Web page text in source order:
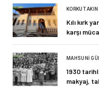
KORKUT AKIN
Kılı kırk
karşı
MAHSUNI GÜL
1930
makyaj,